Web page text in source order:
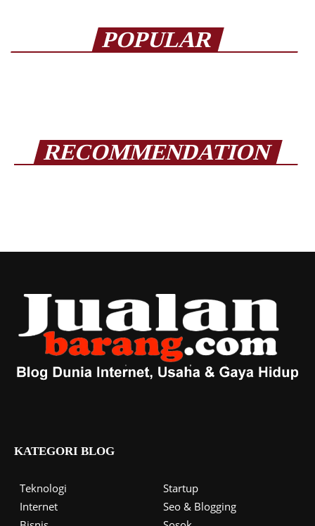
POPULAR
RECOMMENDATION
KATEGORI BLOG
Teknologi
Internet
Startup
Seo & Blogging